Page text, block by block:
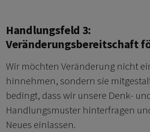
Handlungsfeld 3:
Veränderungsbereitschaft
Wir möchten Veränderung nicht
hinnehmen, sondern sie
bedingt, dass wir unsere Denk-
Handlungsmuster hinterfragen
Neues einlassen.